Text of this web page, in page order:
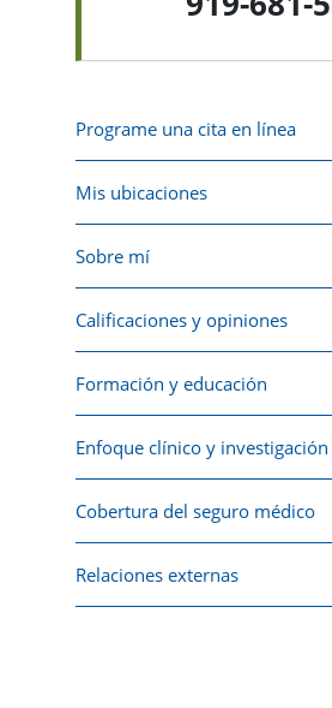
Programe una cita en línea
Mis ubicaciones
Sobre mí
Calificaciones y opiniones
Formación y educación
Enfoque clínico y investigación
Cobertura del seguro médico
Relaciones externas